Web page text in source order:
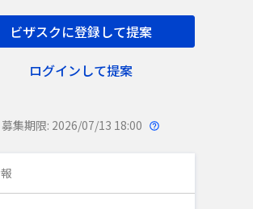
ビザスクに登録して提案
ログインして提案
募集期限: 2026/07/13 18:00